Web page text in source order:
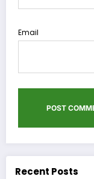
Email
Recent Posts